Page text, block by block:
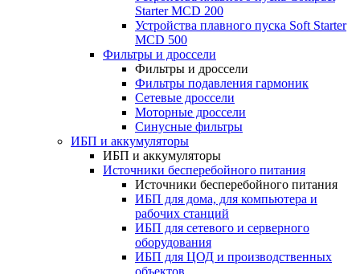
Starter MCD 200
Устройства плавного пуска Soft Starter
MCD 500
Фильтры и дроссели
Фильтры и дроссели
Фильтры подавления гармоник
Сетевые дроссели
Моторные дроссели
Синусные фильтры
ИБП и аккумуляторы
ИБП и аккумуляторы
Источники бесперебойного питания
Источники бесперебойного питания
ИБП для дома, для компьютера и
рабочих станций
ИБП для сетевого и серверного
оборудования
ИБП для ЦОД и производственных
объектов